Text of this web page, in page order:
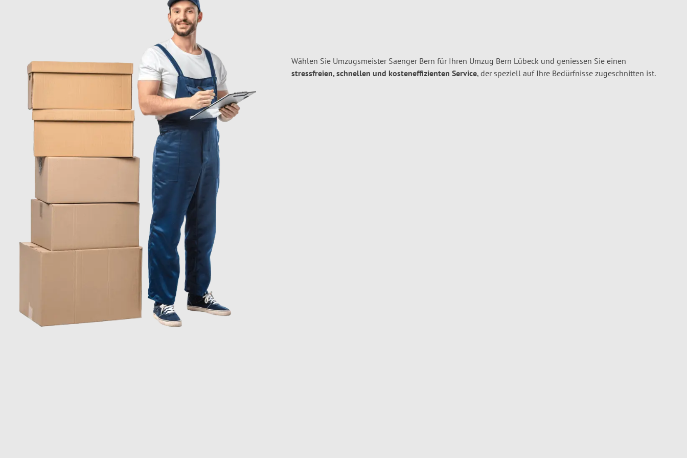
Wählen Sie Umzugsmeister Saenger Bern für Ihren Umzug Bern Lübeck und geniessen Sie einen
stressfreien, schnellen und kosteneffizienten Service, der speziell auf Ihre Bedürfnisse zugeschnitten ist.